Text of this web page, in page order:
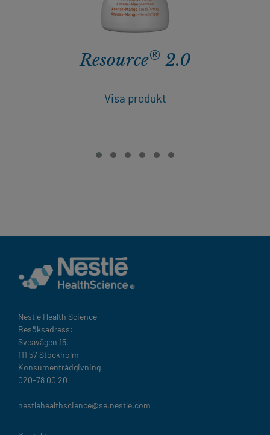
Resource® 2.0
Visa produkt
Nestlé Health Science​
Besöksadress:
Sveavägen 15,
111 57 Stockholm
Konsumentrådgivning
020-78 00 20
nestlehealthscience@se.nestle.com​